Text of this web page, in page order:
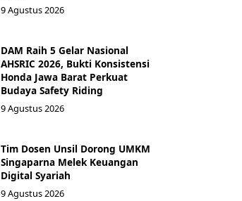
9 Agustus 2026
DAM Raih 5 Gelar Nasional
AHSRIC 2026, Bukti Konsistensi
Honda Jawa Barat Perkuat
Budaya Safety Riding
9 Agustus 2026
Tim Dosen Unsil Dorong UMKM
Singaparna Melek Keuangan
Digital Syariah
9 Agustus 2026